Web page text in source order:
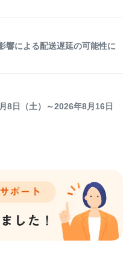
響による配送遅延の可能性に
8日（土）～2026年8月16日